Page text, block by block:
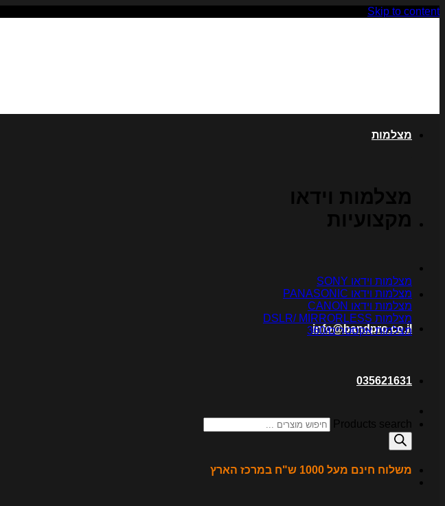
Skip to content
info@bandpro.co.il
035621631
Products search
משלוח חינם מעל 1000 ש"ח במרכז הארץ
מצלמות
מצלמות וידאו
מקצועיות
מצלמות וידאו SONY
מצלמות וידאו PANASONIC
מצלמות וידאו CANON
מצלמות DSLR/ MIRRORLESS
מצלמות אקסטרים/360